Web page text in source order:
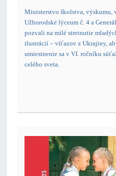
Ministerstvo školstva, výskumu,
Užhorodské lýceum č. 4 a
pozvali na milé stretnutie
ilustrácií – víťazov z Ukrajiny,
umiestnenie sa v VI. ročníku
celého sveta.